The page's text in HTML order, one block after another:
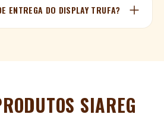
ENTREGA DO DISPLAY TRUFA?
SIAREG